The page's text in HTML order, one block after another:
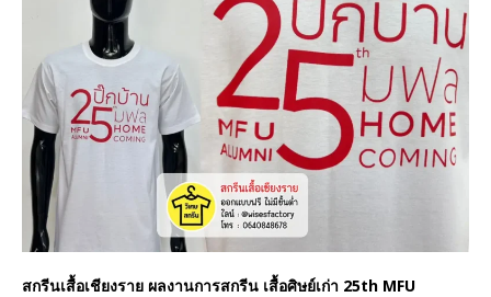
สกรีนเสื้อเชียงราย ผลงานการสกรีน เสื้อศิษย์เก่า 25th MFU